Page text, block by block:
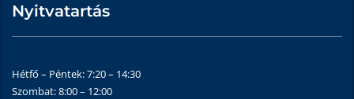
Nyitvatartás
Hétfő – Péntek: 7:20 – 14:30
Szombat: 8:00 – 12:00